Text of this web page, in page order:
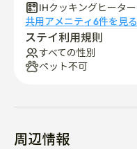
IHクッキングヒーター
共用アメニティ6件を見る
ステイ利用規則
すべての性別
ペット不可
周辺情報